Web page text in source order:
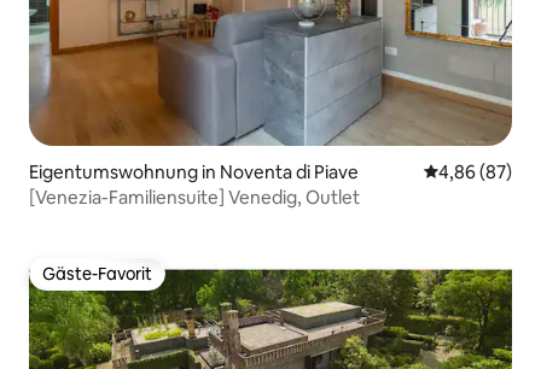
Eigentumswohnung in Noventa di Piave
4,86 (87)
[Venezia-Familiensuite] Venedig, Outlet
Gäste-Favorit
Gäste-Favorit